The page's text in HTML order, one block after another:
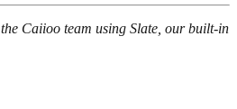
Caiioo team using Slate, our built-in